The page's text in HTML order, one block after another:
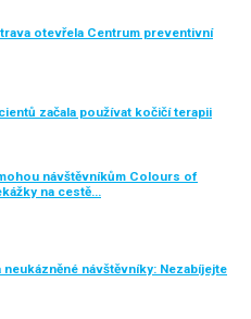
otevřela Centrum preventivní
začala používat kočičí terapii
návštěvníkům Colours of
na cestě…
návštěvníky: Nezabíjejte